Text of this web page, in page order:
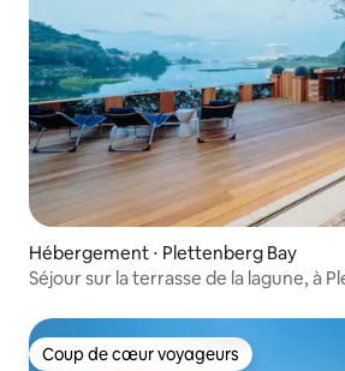
Hébergement ⋅ Plettenberg Bay
Séjour sur la terrasse de la lagune, à
Coup de cœur voyageurs
Coup de cœur voyageurs